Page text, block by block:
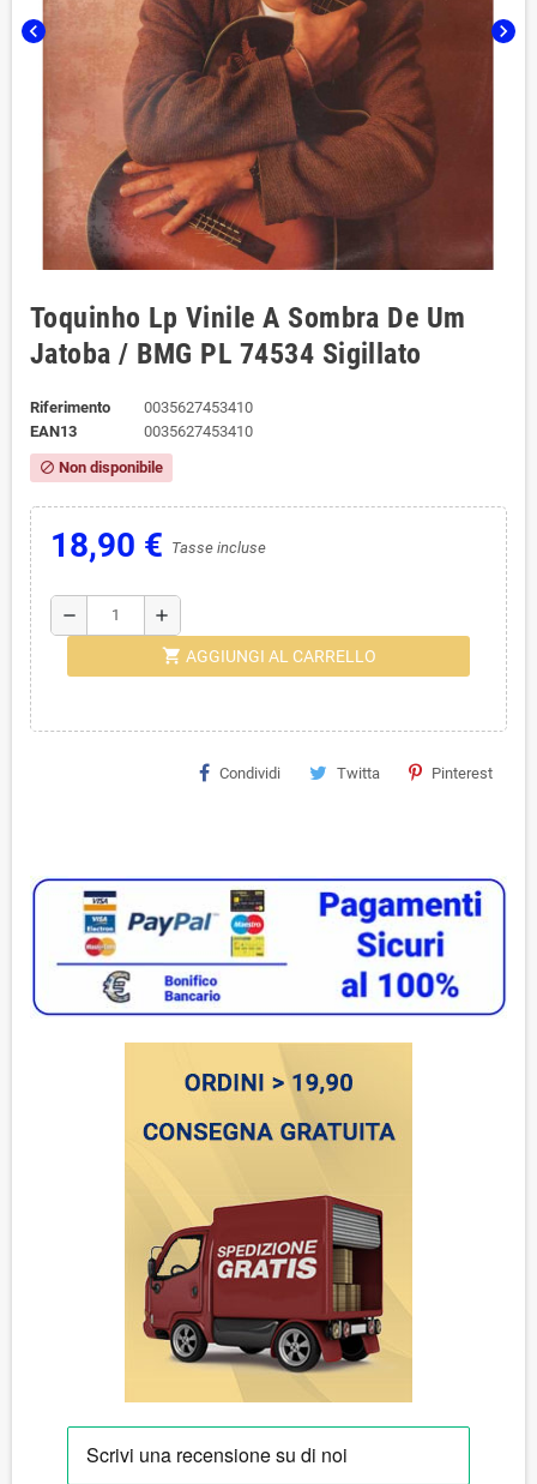
chevron_left chevron_right
Toquinho Lp Vinile A Sombra De Um
Jatoba / BMG ‎PL 74534 Sigillato
Riferimento
0035627453410
EAN13
0035627453410
block Non disponibile
18,90 € Tasse incluse
remove add
shopping_cart AGGIUNGI AL CARRELLO
Condividi Twitta Pinterest